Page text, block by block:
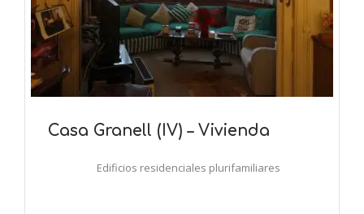
Casa Granell (IV) – Vivienda
Edificios residenciales plurifamiliares